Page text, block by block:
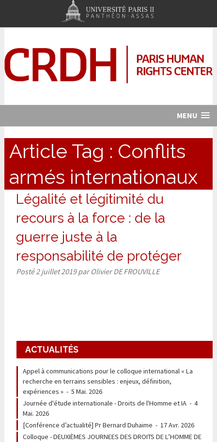
MENU
Article Tag : Conflits
armés internationaux
Légalité et légitimité du
recours à la force : de la
guerre juste à la
responsabilité de protéger
Posté2 juillet 2019 par Olivier DE FROUVILLE
ACTUALITÉS
Appel à communications pour le colloque international « La
recherche en terrains sensibles : enjeux, définition,
expériences »- 5 Mai. 2026
Journée d'étude internationale - Droits de l'Homme et IA- 4
Mai. 2026
[Conférence d’actualité] Pr Bernard Duhaime - 17 Avr. 2026
Colloque - DEUXIÈMES JOURNEES DES DROITS DE L’HOMME DE